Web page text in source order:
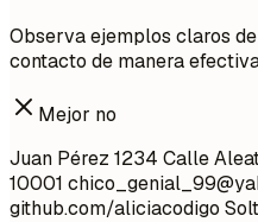
Observa ejemplos claros
contacto de manera
Mejor no
Juan Pérez 1234 Calle
10001
github.com/aliciacodigo